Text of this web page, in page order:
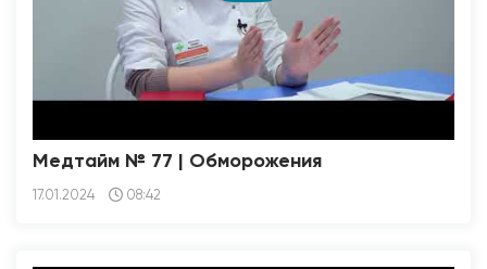
Медтайм № 77 | Обморожения
17.01.2024 08:42